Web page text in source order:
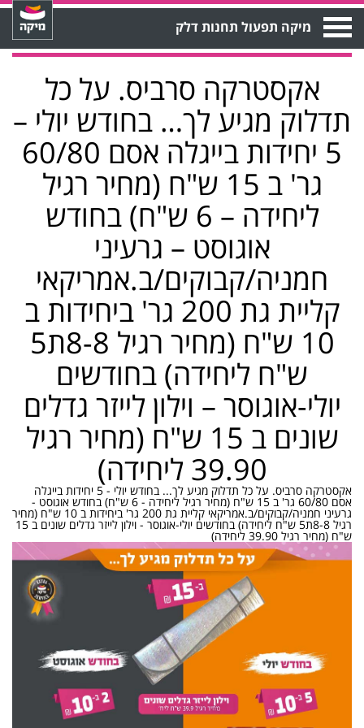
Open
Menu מיקה תפעול תחנות דלק
אקסטרקה סרביס. על כל
תדלוק מגיע לך… בחודש יולי –
5 יחידות בייגלה אסם 60/80
גר' ב 15 ש"ח (מחיר רגיל
ליחידה – 6 ש"ח) בחודש
אוגוסט – גרעיני
חמניה/קבוקים/ב.אמריקאי
קליית גת 200 גר' ביחידות ב
10 ש"ח (מחיר רגיל 8-8ת5
ש"ח ליחידה) בחודשים
יולי-אוגוסר – וילון לייזר גדלים
שונים ב 15 ש"ח (מחיר רגיל
39.90 ליחידה)
אקסטרקה סרביס. על כל תדלוק מגיע לך... בחודש יולי - 5 יחידות בייגלה
אסם 60/80 גר' ב 15 ש"ח (מחיר רגיל ליחידה - 6 ש"ח) בחודש אוגוסט -
גרעיני חמניה/קבוקים/ב.אמריקאי קליית גת 200 גר' ביחידות ב 10 ש"ח (מחיר
רגיל 8-8ת5 ש"ח ליחידה) בחודשים יולי-אוגוסר - וילון לייזר גדלים שונים ב 15
ש"ח (מחיר רגיל 39.90 ליחידה)